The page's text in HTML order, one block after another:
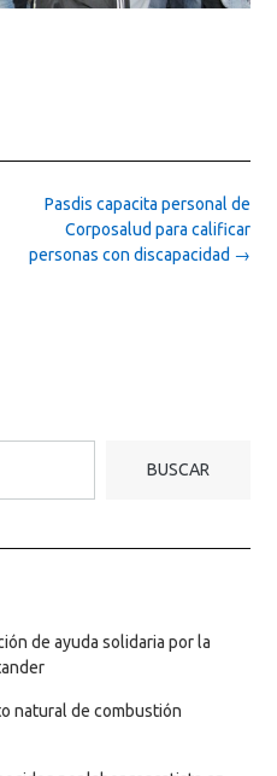
Pasdis capacita personal de
Corposalud para calificar
personas con discapacidad →
BUSCAR
de ayuda solidaria por la
natural de combustión